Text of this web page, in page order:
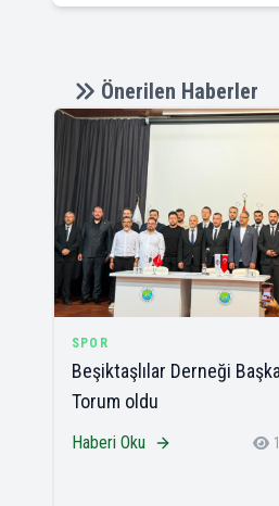
Önerilen Haberler
SPOR
Beşiktaşlılar Derneği
Torum oldu
Haberi Oku